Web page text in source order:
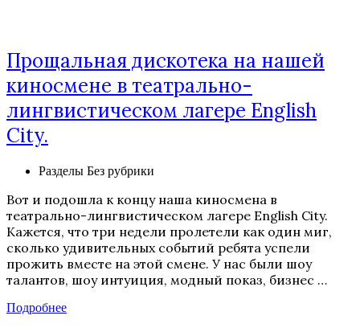
Прощальная дискотека на нашей
киносмене в театрально-
лингвистическом лагере English
City.
Разделы Без рубрики
Вот и подошла к концу наша киносмена в
театрально-лингвистическом лагере English City.
Кажется, что три недели пролетели как один миг,
сколько удивительных событий ребята успели
прожить вместе на этой смене. У нас были шоу
талантов, шоу интуиция, модный показ, бизнес …
Подробнее